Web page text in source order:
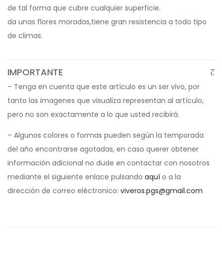
de tal forma que cubre cualquier superficie.
da unas flores moradas,tiene gran resistencia a todo tipo
de climas.
IMPORTANTE
– Tenga en cuenta que este artículo es un ser vivo, por
tanto las imagenes que visualiza representan al artículo,
pero no son exactamente a lo que usted recibirá.
– Algunos colores o formas pueden según la temporada
del año encontrarse agotadas, en caso querer obtener
información adicional no dude en contactar con nosotros
mediante el siguiente enlace pulsando aquí o a la
dirección de correo eléctronico: viveros.pgs@gmail.com